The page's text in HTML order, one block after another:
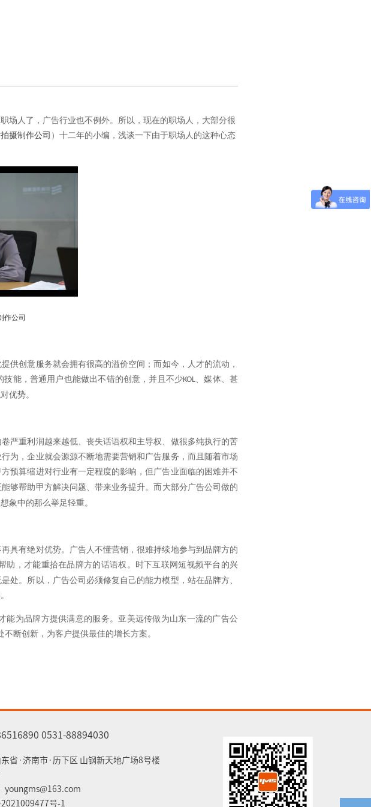
场人了，广告行业也不例外。所以，现在的职场人，大部分很
摄制作公司 ）十二年的小编，浅谈一下由于职场人的这种心态
作公司
提供创意服务就会拥有很高的溢价空间；而如今，人才的流动，
能，普通用户也能做出不错的创意，并且不少KOL、媒体、甚
优势。
严重利润越来越低、丧失话语权和主导权、做很多纯执行的苦
为，企业就会源源不断地需要营销和广告服务，而且随着市场
预算缩进对行业有一定程度的影响，但广告业面临的困难并不
够帮助甲方解决问题、带来业务提升。 而大部分广告公司做的
象中的那么举足轻重。
具有绝对优势。广告人不懂营销，很难持续地参与到品牌方的
助，才能重拾在品牌方的话语权 。时下互联网短视频平台的兴
处。所以，广告公司必须修复自己的能力模型，站在品牌方、
为品牌方提供满意的服务。亚美远传做为山东一流的广告公
断创新，为客户提供最佳的增长方案。
0531-88894030
省·济南市·历下区 山钢新天地广场8号楼
youngms@163.com
2021009477号-1